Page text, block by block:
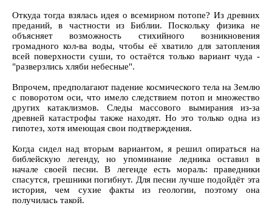
Откуда тогда взялась идея о всемирном потопе? Из древних
преданий, в частности из Библии. Поскольку физика не
объясняет возможность стихийного возникновения
громадного кол-ва воды, чтобы её хватило для затопления
всей поверхности суши, то остаётся только вариант чуда -
"разверзлись хляби небесные".
Впрочем, предполагают падение космического тела на Землю
с поворотом оси, что имело следствием потоп и множество
других катаклизмов. Следы массового вымирания из-за
древней катастрофы также находят. Но это только одна из
гипотез, хотя имеющая свои подтверждения.
Когда сидел над вторым вариантом, я решил опираться на
библейскую легенду, но упоминание ледника оставил в
начале своей песни. В легенде есть мораль: праведники
спасутся, грешники погибнут. Для песни лучше подойдёт эта
история, чем сухие факты из геологии, поэтому она
получилась такой.